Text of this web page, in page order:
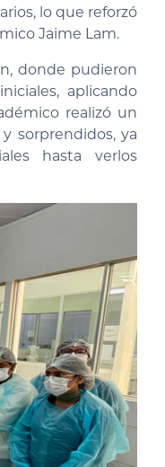
lo que reforzó
Jaime Lam.
donde pudieron
aplicando
realizó un
sorprendidos, ya
hasta verlos